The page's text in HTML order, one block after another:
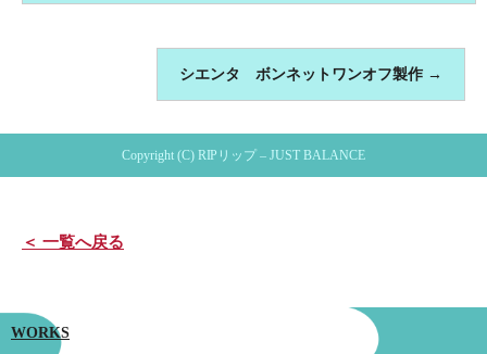
シエンタ ボンネットワンオフ製作 →
Copyright (C) RIPリップ – JUST BALANCE
＜ 一覧へ戻る
WORKS